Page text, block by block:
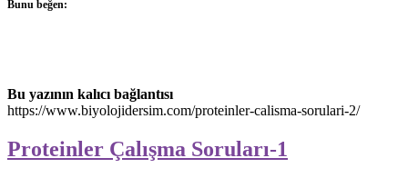
Bunu beğen:
Bu yazının kalıcı bağlantısı
https://www.biyolojidersim.com/proteinler-calisma-sorulari-2/
Proteinler Çalışma Soruları-1